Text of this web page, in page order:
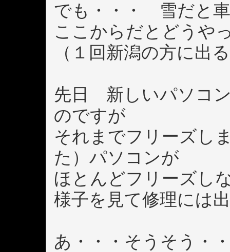
でも・・・ 雪だと
ここからだとどうや
（１回新潟の方に出
先日 新しいパソコ
のですが
それまでフリーズし
た）パソコンが
ほとんどフリーズし
様子を見て修理には
あ・・・そうそう・